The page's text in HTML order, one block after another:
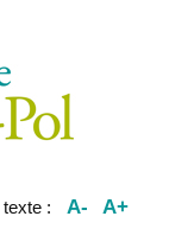
texte : A- A+